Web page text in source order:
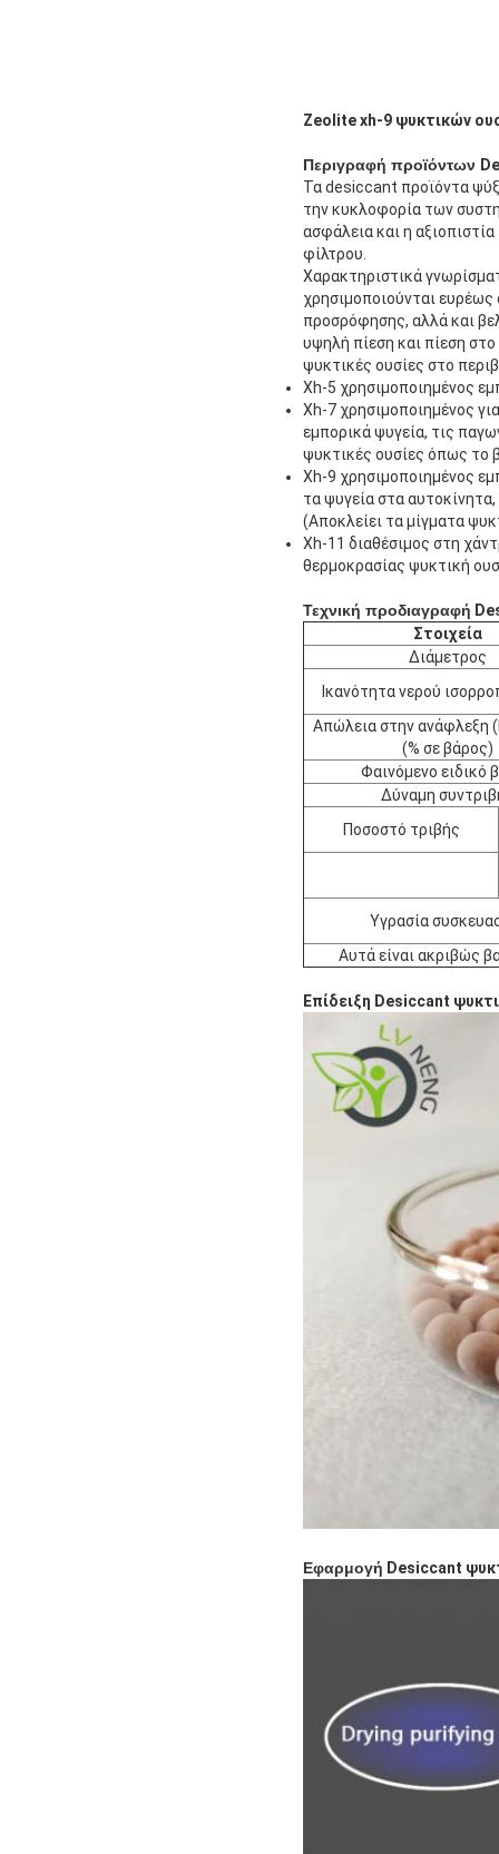
Zeolite xh-9 ψυκτικών
Περιγραφή προϊόντων
Τα desiccant προϊόντα
την κυκλοφορία των
ασφάλεια και η
φίλτρου.
Χαρακτηριστικά
χρησιμοποιούνται
προσρόφησης, αλλά και
υψηλή πίεση και πίεση
ψυκτικές ουσίες στο
Xh-5 χρησιμοποιημένος
Xh-7 χρησιμοποιημένος
εμπορικά ψυγεία, τις
ψυκτικές ουσίες όπως το
Xh-9 χρησιμοποιημένος
τα ψυγεία στα
(Αποκλείει τα μίγματα
Xh-11 διαθέσιμος στη
θερμοκρασίας ψυκτική
Τεχνική προδιαγραφή
Στοιχεία
Διάμετρος
Ικανότητα νερού
Απώλεια στην ανάφλεξη
(% σε βάρος)
Φαινόμενο ειδικό
Δύναμη
Ποσοστό τριβής
Υγρασία
Αυτά είναι ακριβώς
Επίδειξη Desiccant
Εφαρμογή Desiccant